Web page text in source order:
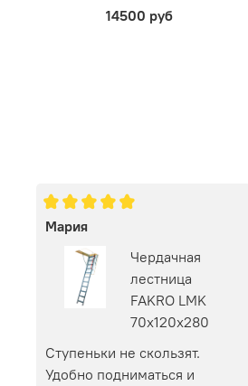
14500 руб
Мария
Чердачная
лестница
FAKRO LMK
70х120х280
Ступеньки не скользят.
Удобно подниматься и